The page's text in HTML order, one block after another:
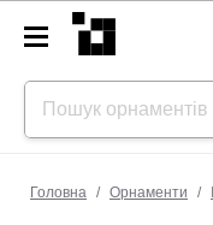
Головна / Орнаменти /